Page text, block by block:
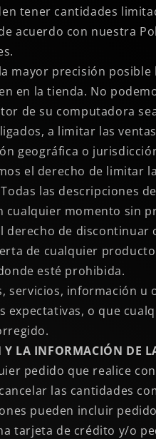
tener cantidades
acuerdo con nuestra
mayor precisión posible
en la tienda. No
de su computadora
a limitar las
geográfica o
el derecho de limitar
las descripciones
momento sin
derecho de discontinuar
de cualquier
esté prohibida.
servicios, información u
o que
Y LA INFORMACIÓN DE
pedido que realice
las cantidades
pueden incluir
tarjeta de crédito y/o